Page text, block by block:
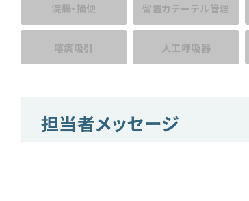
浣腸・摘便 留置カテーテル管理
喀痰吸引 人工呼吸器
担当者メッセージ